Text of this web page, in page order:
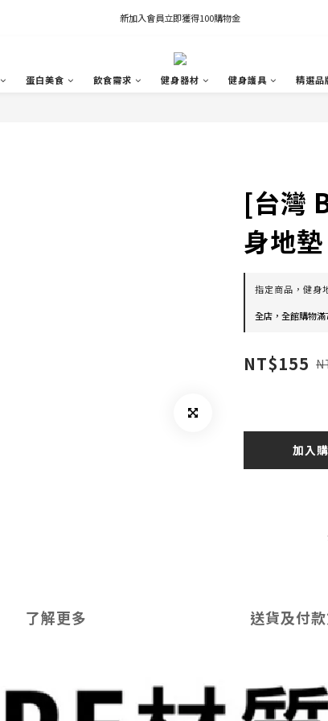
凡推薦新客加入會員，推薦人享有獎勵購物金80元；新客享有新客購物金50元
新加入會員立即獲得100購物金
蛋白美食
飲食需求 健身器材 健身護具 精選品
[台灣
身地墊
指定商品，健身
全店，全館購物
NT$155
加入
了解更多 送貨及付